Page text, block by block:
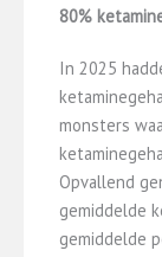
80%
In 2025
monsters
Opvallend
gemiddelde
gemiddelde